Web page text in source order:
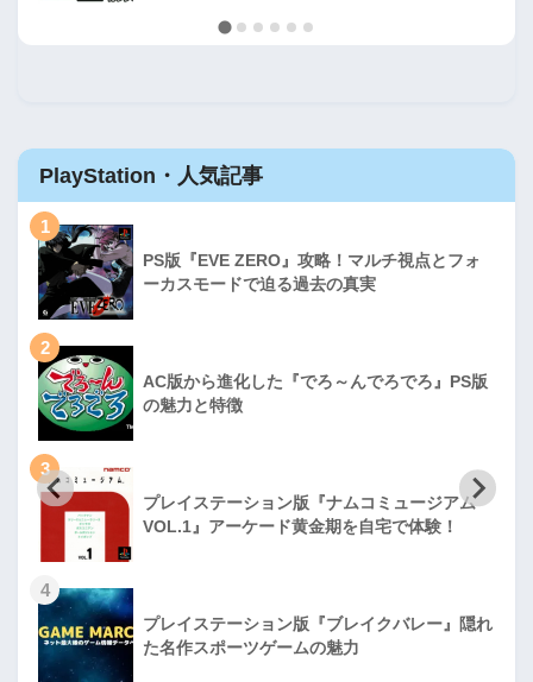
PlayStation・人気記事
1
PS版『EVE ZERO』攻略！マルチ視点とフォ
ーカスモードで迫る過去の真実
2
AC版から進化した『でろ～んでろでろ』PS版
の魅力と特徴
3
プレイステーション版『ナムコミュージアム
VOL.1』アーケード黄金期を自宅で体験！
4
プレイステーション版『ブレイクバレー』隠れ
た名作スポーツゲームの魅力